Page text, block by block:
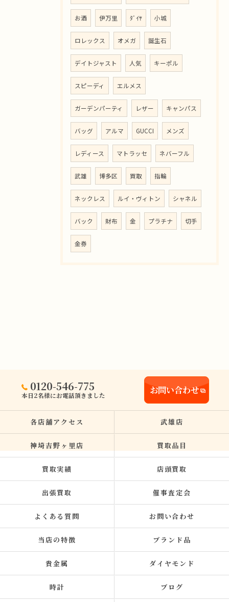
お酒 伊万里 ﾀﾞｲﾔ 小城
ロレックス オメガ 誕生石
デイトジャスト 人気 キーポル
スピーディ エルメス
ガーデンパーティ レザー キャンパス
バッグ アルマ GUCCI メンズ
レディース マトラッセ ネバーフル
武雄 博多区 買取 指輪
ネックレス ルイ・ヴィトン シャネル
バック 財布 金 プラチナ 切手
金券
0120-546-775
本日2名様にお電話頂きました お問い合わせ
各店舗アクセス 武雄店
神埼吉野ヶ里店 買取品目
買取実績 店頭買取
出張買取 催事査定会
よくある質問 お問い合わせ
当店の特徴 ブランド品
貴金属 ダイヤモンド
時計 ブログ